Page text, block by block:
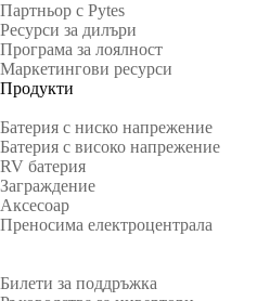
Партньор с Pytes
Ресурси за дилъри
Програма за лоялност
Маркетингови ресурси
Продукти
Батерия с ниско напрежение
Батерия с високо напрежение
RV батерия
Заграждение
Аксесоар
Преносима електроцентрала
Билети за поддръжка